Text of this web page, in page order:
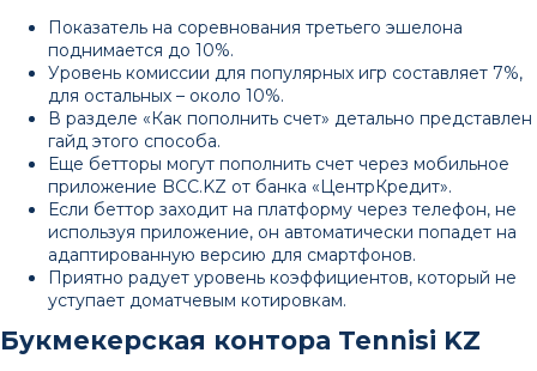
Показатель на соревнования третьего эшелона
поднимается до 10%.
Уровень комиссии для популярных игр составляет 7%,
для остальных – около 10%.
В разделе «Как пополнить счет» детально представлен
гайд этого способа.
Еще бетторы могут пополнить счет через мобильное
приложение BCC.KZ от банка «ЦентрКредит».
Если беттор заходит на платформу через телефон, не
используя приложение, он автоматически попадет на
адаптированную версию для смартфонов.
Приятно радует уровень коэффициентов, который не
уступает доматчевым котировкам.
Букмекерская контора Tennisi KZ